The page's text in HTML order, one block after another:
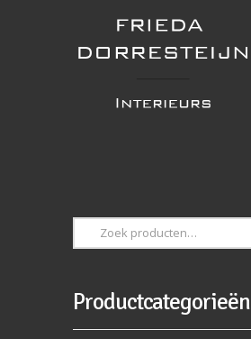
Zoeken
naar:
Productcategorieën